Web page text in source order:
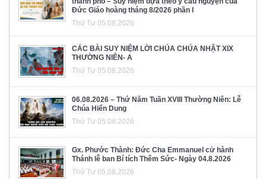
Đức Giáo hoàng tháng 8/2026 phần I
Thứ Tư 05.08.2026
CÁC BÀI SUY NIỆM LỜI CHÚA CHÚA NHẬT XIX
THƯỜNG NIÊN- A
Thứ Tư 05.08.2026
06.08.2026 – Thứ Năm Tuần XVIII Thường Niên: Lễ
Chúa Hiển Dung
Thứ Tư 05.08.2026
Gx. Phước Thành: Đức Cha Emmanuel cử hành
Thánh lễ ban Bí tích Thêm Sức- Ngày 04.8.2026
Thứ Tư 05.08.2026